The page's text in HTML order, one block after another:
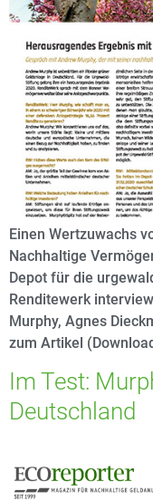
Einen Wertzuwachs
Nachhaltige
Depot für die
Renditewerk
Murphy, Agnes
zum Artikel
Im Test:
Deutschland